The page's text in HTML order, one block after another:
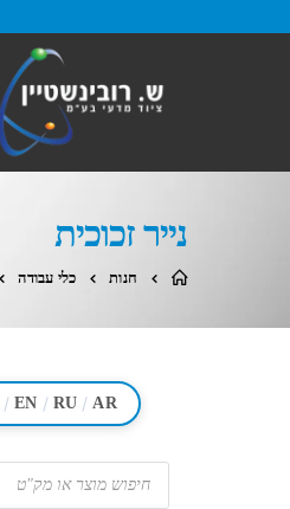
נייר זכוכית
חנות כלי עבודה
/ EN / RU / AR
מוצרים
search